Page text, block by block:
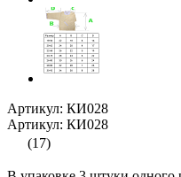
Артикул: КИ028
Артикул: КИ028
(17)